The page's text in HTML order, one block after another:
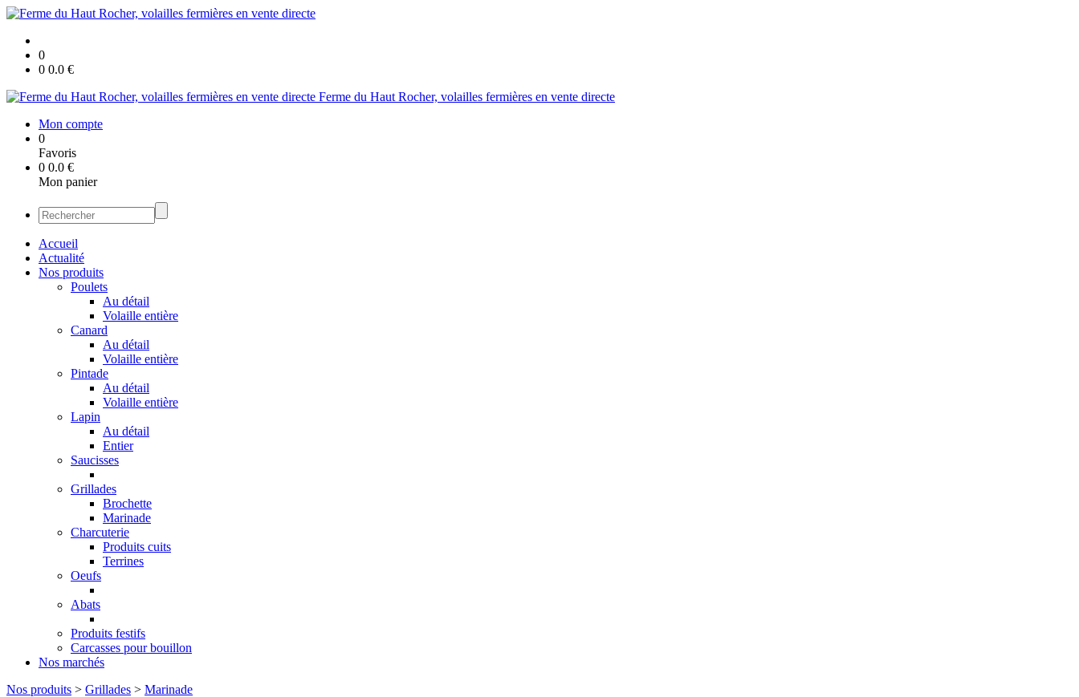
0
0 0.0 €
Ferme du Haut Rocher, volailles fermières en vente directe
Mon compte
0
Favoris
0 0.0 €
Mon panier
Accueil
Actualité
Nos produits
Poulets
Au détail
Volaille entière
Canard
Au détail
Volaille entière
Pintade
Au détail
Volaille entière
Lapin
Au détail
Entier
Saucisses
Grillades
Brochette
Marinade
Charcuterie
Produits cuits
Terrines
Oeufs
Abats
Produits festifs
Carcasses pour bouillon
Nos marchés
Nos produits > Grillades > Marinade